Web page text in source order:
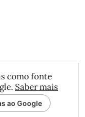
como fonte
Saber mais
ao Google